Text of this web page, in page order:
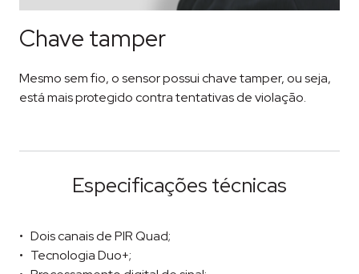
Chave tamper
Mesmo sem fio, o sensor possui chave tamper, ou seja,
está mais protegido contra tentativas de violação.
Especificações técnicas
Dois canais de PIR Quad;
Tecnologia Duo+;